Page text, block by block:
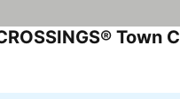
Town